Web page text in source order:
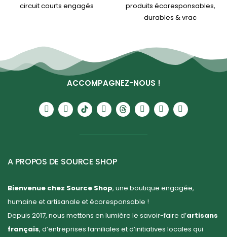
circuit courts engagés
produits écoresponsables,
durables & vrac
ACCOMPAGNEZ-NOUS !
A PROPOS DE SOURCE SHOP
Bienvenue chez Source Shop, une boutique engagée,
humaine et artisanale et écoresponsable !
Depuis 2017, nous mettons en lumière le savoir-faire d’artisans
français, d’entreprises familiales et d’initiatives locales qui